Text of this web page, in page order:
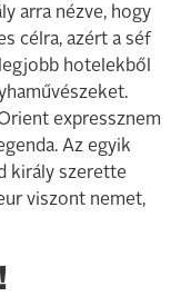
arra nézve, hogy
célra, azért a séf
hotelekből
expressznem
Az egyik
király szerette
viszont nemet,